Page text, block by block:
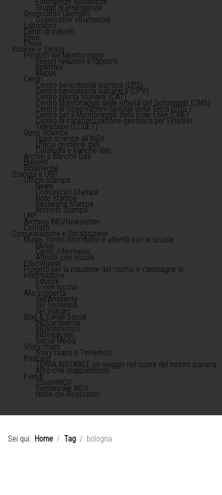
Gruppi di emergenza
Osservatori Geofisici
Osservatori strumentali
Laboratori
Centri di calcolo
Epos
Emso
Risorse e Servizi
Prodotti del Monitoraggio
Report relazioni e rapporti
Bollettini
Mappe
Centri
Centro pericolosità sismica (CPS)
Centro pericolosità vulcanica (CPV)
Centro allerta tsunami (CAT)
Centro Monitoraggio delle attività del Sottosuolo (CMS)
Centro di Osservazioni Spaziali della Terra (COS )
Centro per il Monitoraggio delle Isole Eolie (CME)
Centro di caratterizzazione geofisica per Einstein
Telescope (CCGET)
Open Science
Open science all'INGV
Ufficio gestione dati
Cataloghi e banche dati
Archivi e Banche Dati
Brevetti
Biblioteche
Stampa e URP
Ufficio stampa
News
Comunicati Stampa
Note stampa
Rassegna stampa
Archivio Stampa
URP
Archivio INGVNewsletter
Contatti
Comunicazione e Divulgazione
Musei, centri informativi e attività con le scuole
Musei
Centri informativi
Attività con scuole
Educational
Progetti per la riduzione del rischio e campagne di
informazione
Edurisk
Io non rischio
Alla scoperta
dell'Ambiente
dei Terremoti
dei Vulcani
Blog & Canali Social
INGVambiente
INGVterremoti
INGVvulcani
Social Media
Story maps
Story maps e Terremoti
Podcast
TERRA INSTABILE Un viaggio nel cuore del nostro pianeta
Altro che mappamondo
Eventi
25anniINGV
Ventennale INGV
Notte dei Ricercatori
Sei qui: Home Tag bologna